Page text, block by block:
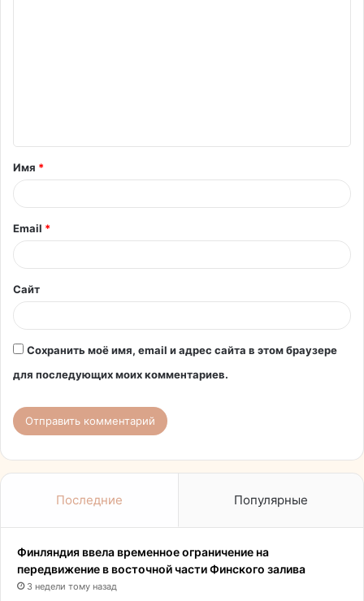
т
а
й
*
Имя *
Email *
Сайт
Сохранить моё имя, email и адрес сайта в этом браузере
для последующих моих комментариев.
Последние Популярные
Финляндия ввела временное ограничение на
передвижение в восточной части Финского залива
3 недели тому назад